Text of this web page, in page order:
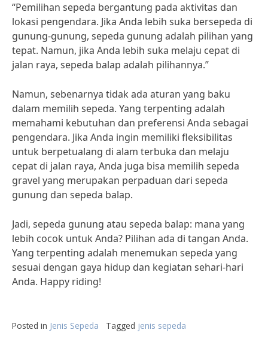
“Pemilihan sepeda bergantung pada aktivitas dan
lokasi pengendara. Jika Anda lebih suka bersepeda di
gunung-gunung, sepeda gunung adalah pilihan yang
tepat. Namun, jika Anda lebih suka melaju cepat di
jalan raya, sepeda balap adalah pilihannya.”
Namun, sebenarnya tidak ada aturan yang baku
dalam memilih sepeda. Yang terpenting adalah
memahami kebutuhan dan preferensi Anda sebagai
pengendara. Jika Anda ingin memiliki fleksibilitas
untuk berpetualang di alam terbuka dan melaju
cepat di jalan raya, Anda juga bisa memilih sepeda
gravel yang merupakan perpaduan dari sepeda
gunung dan sepeda balap.
Jadi, sepeda gunung atau sepeda balap: mana yang
lebih cocok untuk Anda? Pilihan ada di tangan Anda.
Yang terpenting adalah menemukan sepeda yang
sesuai dengan gaya hidup dan kegiatan sehari-hari
Anda. Happy riding!
Posted in Jenis Sepeda Tagged jenis sepeda